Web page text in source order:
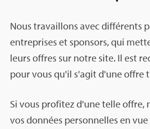
Nous tra­vaillons avec dif­fé­rents
entre­prises et spon­sors, qui
leurs offres sur notre site. Il est
pour vous qu'il s'agit d'une offre
Si vous pro­fi­tez d'une telle offre,
vos don­nées per­son­nelles en